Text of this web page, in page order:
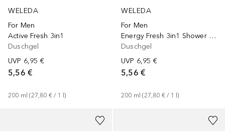
WELEDA
For Men
Active Fresh 3in1
Duschgel
UVP 6,95 €
5,56 €
200 ml (27,80 € / 1 l)
WELEDA
For Men
Energy Fresh 3in1 Shower Gel
Duschgel
UVP 6,95 €
5,56 €
200 ml (27,80 € / 1 l)